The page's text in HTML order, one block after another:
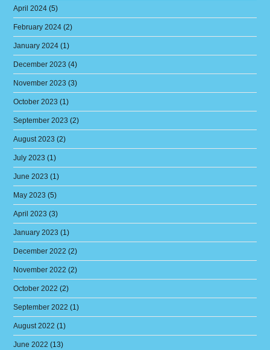
April 2024 (5)
February 2024 (2)
January 2024 (1)
December 2023 (4)
November 2023 (3)
October 2023 (1)
September 2023 (2)
August 2023 (2)
July 2023 (1)
June 2023 (1)
May 2023 (5)
April 2023 (3)
January 2023 (1)
December 2022 (2)
November 2022 (2)
October 2022 (2)
September 2022 (1)
August 2022 (1)
June 2022 (13)